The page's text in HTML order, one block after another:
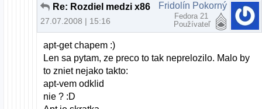
Re: Rozdiel medzi x86 a 64 bitovou verziou
27.07.2008 | 15:16
Fridolín Pokorný
Fedora 21
Používateľ
apt-get chapem :)
Len sa pytam, ze preco to tak neprelozilo. Malo by
to zniet nejako takto:
apt-vem odklid
nie ? :D